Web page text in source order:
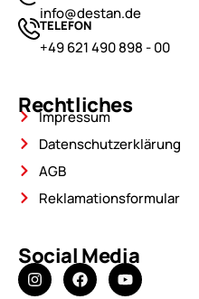
info@destan.de
TELEFON
+49 621 490 898 - 00
Rechtliches
Impressum
Datenschutzerklärung
AGB
Reklamationsformular
Social Media